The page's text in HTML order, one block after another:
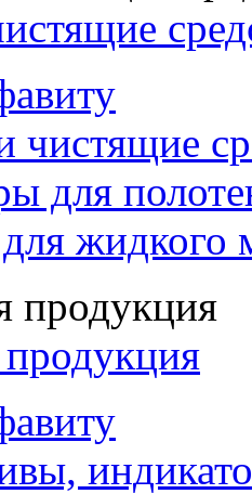
для
жидкого